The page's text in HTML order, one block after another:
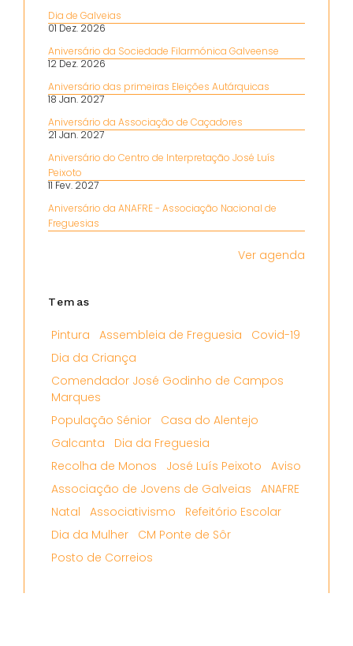
Dia de Galveias
01 Dez. 2026
Aniversário da Sociedade Filarmónica Galveense
12 Dez. 2026
Aniversário das primeiras Eleições Autárquicas
18 Jan. 2027
Aniversário da Associação de Caçadores
21 Jan. 2027
Aniversário do Centro de Interpretação José Luís
Peixoto
11 Fev. 2027
Aniversário da ANAFRE - Associação Nacional de
Freguesias
Ver agenda
Temas
Pintura Assembleia de Freguesia
Covid-19
Dia da Criança
Comendador José Godinho de Campos
Marques
População Sénior
Casa do Alentejo
Galcanta
Dia da Freguesia
Recolha de Monos
José Luís Peixoto
Aviso
Associação de Jovens de Galveias
ANAFRE
Natal
Associativismo
Refeitório Escolar
Dia da Mulher
CM Ponte de Sôr
Posto de Correios